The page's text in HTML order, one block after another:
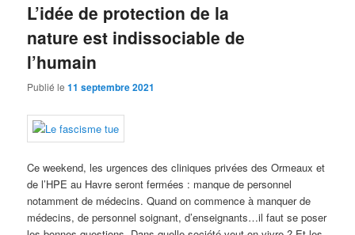
L’idée de protection de la
nature est indissociable de
l’humain
Publié le11 septembre 2021
Ce weekend, les urgences des cliniques privées des Ormeaux et
de l’HPE au Havre seront fermées : manque de personnel
notamment de médecins. Quand on commence à manquer de
médecins, de personnel soignant, d’enseignants…il faut se poser